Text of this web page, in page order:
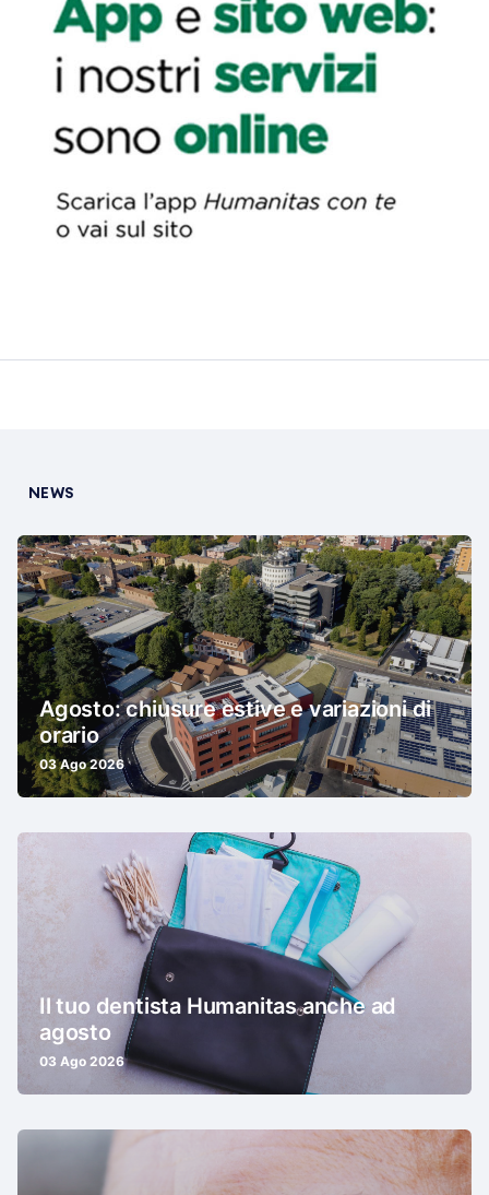
NEWS
Agosto: chiusure estive e variazioni di
orario
03 Ago 2026
Il tuo dentista Humanitas anche ad
agosto
03 Ago 2026